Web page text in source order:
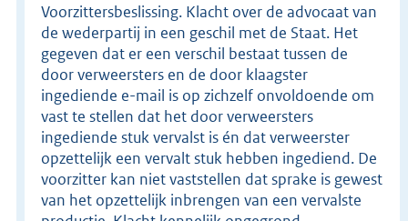
Voorzittersbeslissing. Klacht over de advocaat van
de wederpartij in een geschil met de Staat. Het
gegeven dat er een verschil bestaat tussen de
door verweersters en de door klaagster
ingediende e-mail is op zichzelf onvoldoende om
vast te stellen dat het door verweersters
ingediende stuk vervalst is én dat verweerster
opzettelijk een vervalt stuk hebben ingediend. De
voorzitter kan niet vaststellen dat sprake is gewest
van het opzettelijk inbrengen van een vervalste